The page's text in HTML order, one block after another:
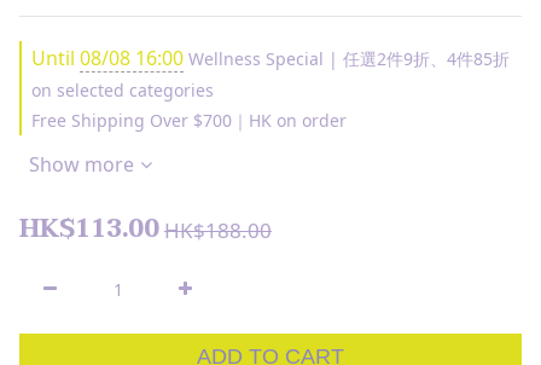
Until 08/08 16:00 Wellness Special | 任選2件9折、4件85折
on selected categories
Free Shipping Over $700｜HK on order
Show more
HK$113.00HK$188.00
ADD TO CART